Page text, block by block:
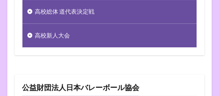
高校総体 道代表決定戦
高校新人大会
公益財団法人日本バレーボール協会